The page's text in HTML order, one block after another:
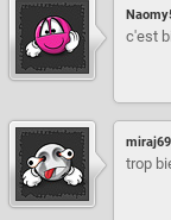
c'est
trop